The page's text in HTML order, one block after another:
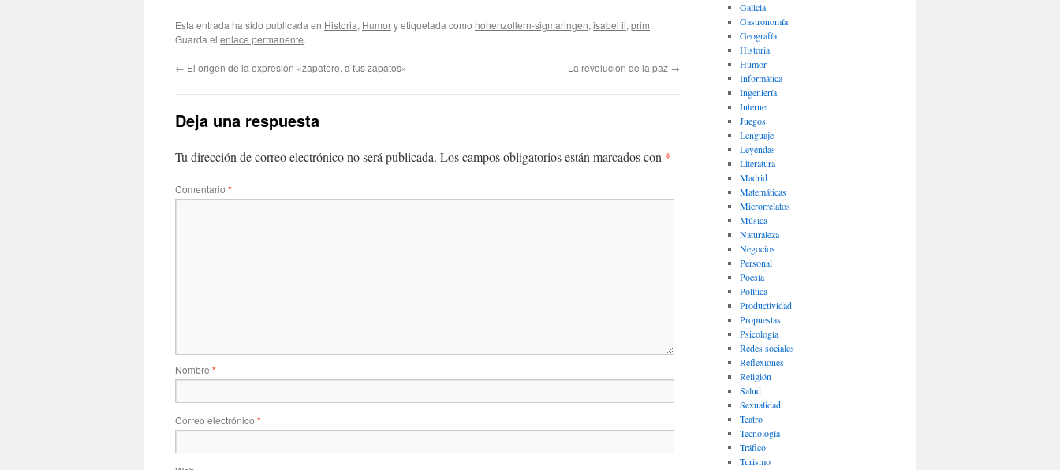
Esta entrada ha sido publicada en Historia, Humory etiquetada como hohenzollern-sigmaringen, isabel ii, prim.
Guarda el enlace permanente.
← El origen de la expresión «zapatero, a tus zapatos» La revolución de la paz →
Deja una respuesta
Tu dirección de correo electrónico no será publicada. Los campos obligatorios están marcados con *
Comentario *
Nombre *
Correo electrónico *
Galicia
Gastronomía
Geografía
Historia
Humor
Informática
Ingeniería
Internet
Juegos
Lenguaje
Leyendas
Literatura
Madrid
Matemáticas
Microrrelatos
Música
Naturaleza
Negocios
Personal
Poesía
Política
Productividad
Propuestas
Psicología
Redes sociales
Reflexiones
Religión
Salud
Sexualidad
Teatro
Tecnología
Tráfico
Turismo